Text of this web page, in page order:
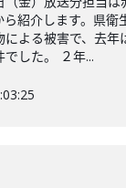
紹介します。県衛
による被害で、去年
した。 ２年...